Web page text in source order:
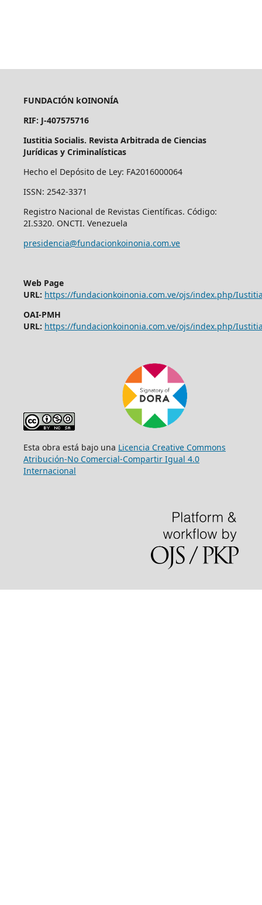
FUNDACIÓN kOINONÍA
RIF: J-407575716
Iustitia Socialis. Revista Arbitrada de Ciencias
Jurídicas y Criminalísticas
Hecho el Depósito de Ley: FA2016000064
ISSN: 2542-3371
Registro Nacional de Revistas Científicas. Código:
2I.S320. ONCTI. Venezuela
presidencia@fundacionkoinonia.com.ve
Web Page
URL: https://fundacionkoinonia.com.ve/ojs/index.php/
OAI-PMH
URL: https://fundacionkoinonia.com.ve/ojs/index.php/
Esta obra está bajo una Licencia Creative Commons
Atribución-No Comercial-Compartir Igual 4.0
Internacional